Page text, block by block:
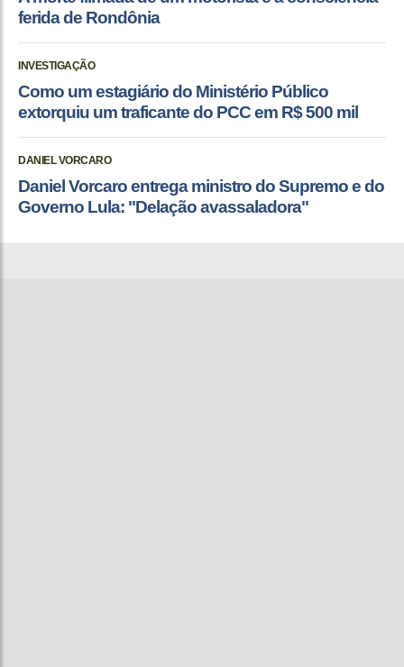
ferida de Rondônia
INVESTIGAÇÃO
Como um estagiário do Ministério Público
extorquiu um traficante do PCC em R$ 500 mil
DANIEL VORCARO
Daniel Vorcaro entrega ministro do Supremo e do
Governo Lula: "Delação avassaladora"